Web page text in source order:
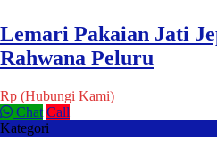
Lemari Pakaian Jati
Rahwana Peluru
Rp (Hubungi Kami)
Chat Call
Kategori